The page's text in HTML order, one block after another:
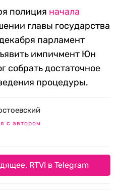
полиция начала
главы государства
парламент
импичмент Юн
собрать достаточное
процедуры.
с автором
RTVI в Telegram